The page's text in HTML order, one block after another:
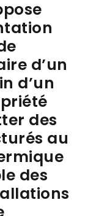
d’un
d’un
des
au
des